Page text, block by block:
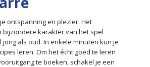
ontspanning en plezier. Het
bijzondere karakter van het spel
als oud. In enkele minuten kun je
leren. Om het écht goed te leren
te boeken, schakel je een